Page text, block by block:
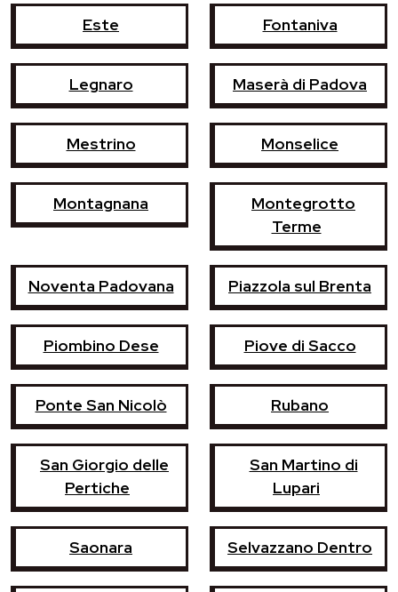
Este Fontaniva
Legnaro Maserà di Padova
Mestrino Monselice
Montagnana
Montegrotto
Terme
Noventa Padovana Piazzola sul Brenta
Piombino Dese Piove di Sacco
Ponte San Nicolò Rubano
San Giorgio delle
Pertiche
San Martino di
Lupari
Saonara Selvazzano Dentro